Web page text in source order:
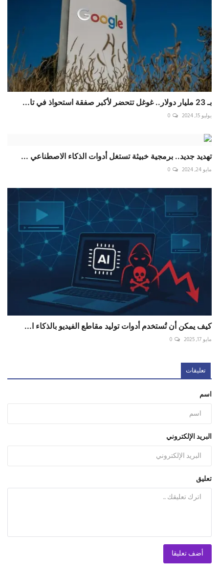
بـ 23 مليار دولار.. غوغل تتحضر لأكبر صفقة استحواذ في تا...
يوليو 15, 2024 0
تهديد جديد.. برمجية خبيثة تستغل أدوات الذكاء الاصطناعي ...
مايو 24, 2024 0
كيف يمكن أن تُستخدم أدوات توليد مقاطع الفيديو بالذكاء ا...
مايو 17, 2025 0
تعليقات
اسم
البريد الإلكتروني
تعليق
أضف تعليقا